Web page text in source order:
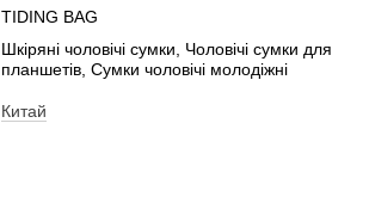
TIDING BAG
Шкіряні чоловічі сумки, Чоловічі сумки для
планшетів, Сумки чоловічі молодіжні
Китай